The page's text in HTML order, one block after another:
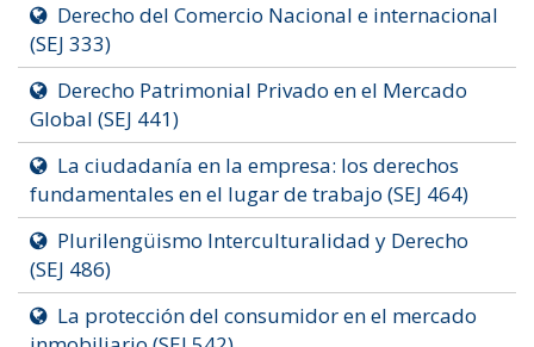
Derecho del Comercio Nacional e internacional
(SEJ 333)
Derecho Patrimonial Privado en el Mercado
Global (SEJ 441)
La ciudadanía en la empresa: los derechos
fundamentales en el lugar de trabajo (SEJ 464)
Plurilengüismo Interculturalidad y Derecho
(SEJ 486)
La protección del consumidor en el mercado